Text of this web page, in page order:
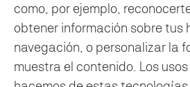
como, por ejemplo,
obtener información sobre tus
navegación, o personalizar la
muestra el contenido. Los